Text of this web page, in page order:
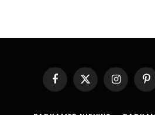
Facebook
X
(Twitter)
Instagram